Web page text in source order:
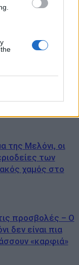
μέτρα»:
από τη
για τον
στην
της Μελόνι, οι
των
χαμός στο
προσβολές – Ο
δεν είναι πια
«καρφιά»